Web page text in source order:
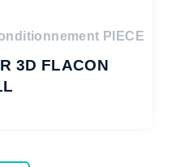
PIECE
3D FLACON